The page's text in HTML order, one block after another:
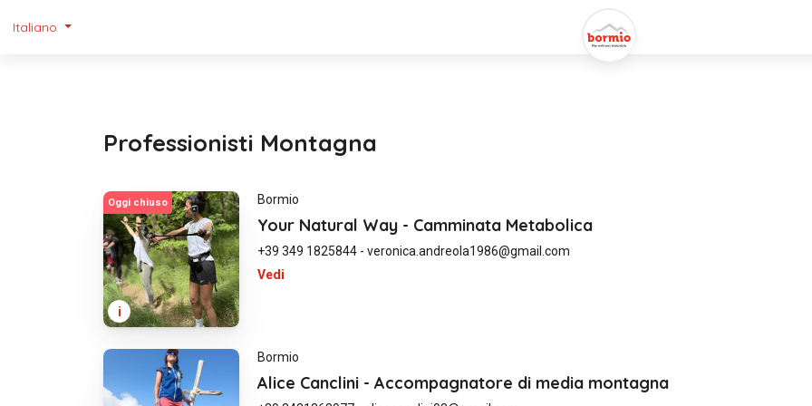
Italiano
Professionisti Montagna
i
Oggi chiuso Bormio
Your Natural Way - Camminata Metabolica
+39 349 1825844 - veronica.andreola1986@gmail.com
Vedi
Bormio
Alice Canclini - Accompagnatore di media montagna